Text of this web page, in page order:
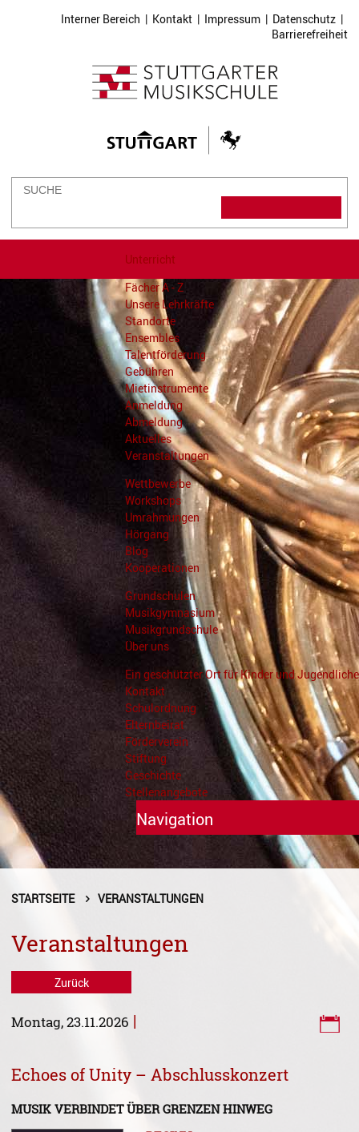
Interner Bereich | Kontakt | Impressum | Datenschutz |
Barrierefreiheit
Unterricht
Fächer A - Z
Unsere Lehrkräfte
Standorte
Ensembles
Talentförderung
Gebühren
Mietinstrumente
Anmeldung
Abmeldung
Aktuelles
Veranstaltungen
Wettbewerbe
Workshops
Umrahmungen
Hörgang
Blog
Kooperationen
Grundschulen
Musikgymnasium
Musikgrundschule
Über uns
Ein geschützter Ort für Kinder und Jugendliche
Kontakt
Schulordnung
Elternbeirat
Förderverein
Stiftung
Geschichte
Stellenangebote
Navigation
Unterricht
Fächer A - Z
STARTSEITE VERANSTALTUNGEN
Veranstaltungen
Zurück
Montag, 23.11.2026 |
Echoes of Unity – Abschlusskonzert
MUSIK VERBINDET ÜBER GRENZEN HINWEG